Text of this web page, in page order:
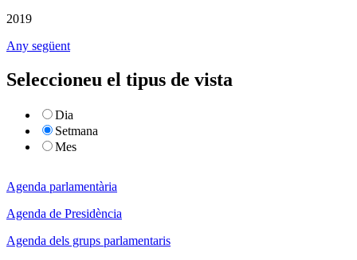
2019
Any següent
Seleccioneu el tipus de vista
Dia
Setmana
Mes
Agenda parlamentària
Agenda de Presidència
Agenda dels grups parlamentaris